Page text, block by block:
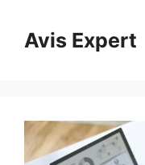
contenuAvis Expert